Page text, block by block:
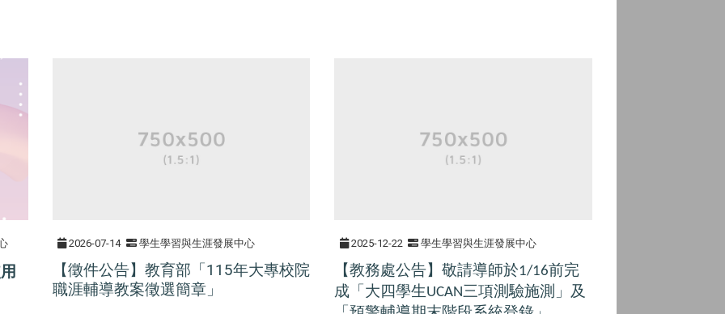
2026-07-14 學生學習與生涯發展中心
【徵件公告】教育部「115年大專校院
職涯輔導教案徵選簡章」
2025-12-22 學生學習與生涯發展中心
【教務處公告】敬請導師於1/16前完
成「大四學生UCAN三項測驗施測」及